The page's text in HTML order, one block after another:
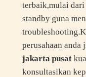
terbaik,mulai
standby guna
perusahaan anda
jakarta pusat
konsultasikan